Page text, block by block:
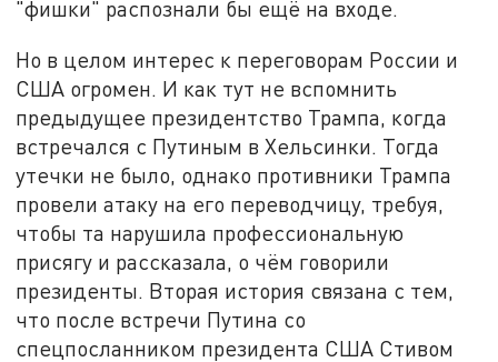
"фишки" распознали бы ещё на входе.
Но в целом интерес к переговорам России и
США огромен. И как тут не вспомнить
предыдущее президентство Трампа, когда
встречался с Путиным в Хельсинки. Тогда
утечки не было, однако противники Трампа
провели атаку на его переводчицу, требуя,
чтобы та нарушила профессиональную
присягу и рассказала, о чём говорили
президенты. Вторая история связана с тем,
что после встречи Путина со
спецпосланником президента США Стивом